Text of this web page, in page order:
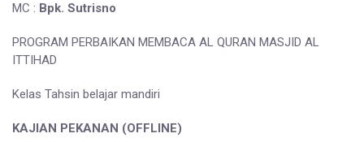
MC : Bpk. Sutrisno
PROGRAM PERBAIKAN MEMBACA AL QURAN MASJID AL
ITTIHAD
Kelas Tahsin belajar mandiri
KAJIAN PEKANAN (OFFLINE)